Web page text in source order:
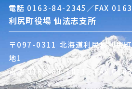
電話 0163-84-2345 ／FAX
利尻町役場 仙法志支所
〒097-0311 北海道利尻郡利尻
地1
電話0163-85-1011 ／FAX